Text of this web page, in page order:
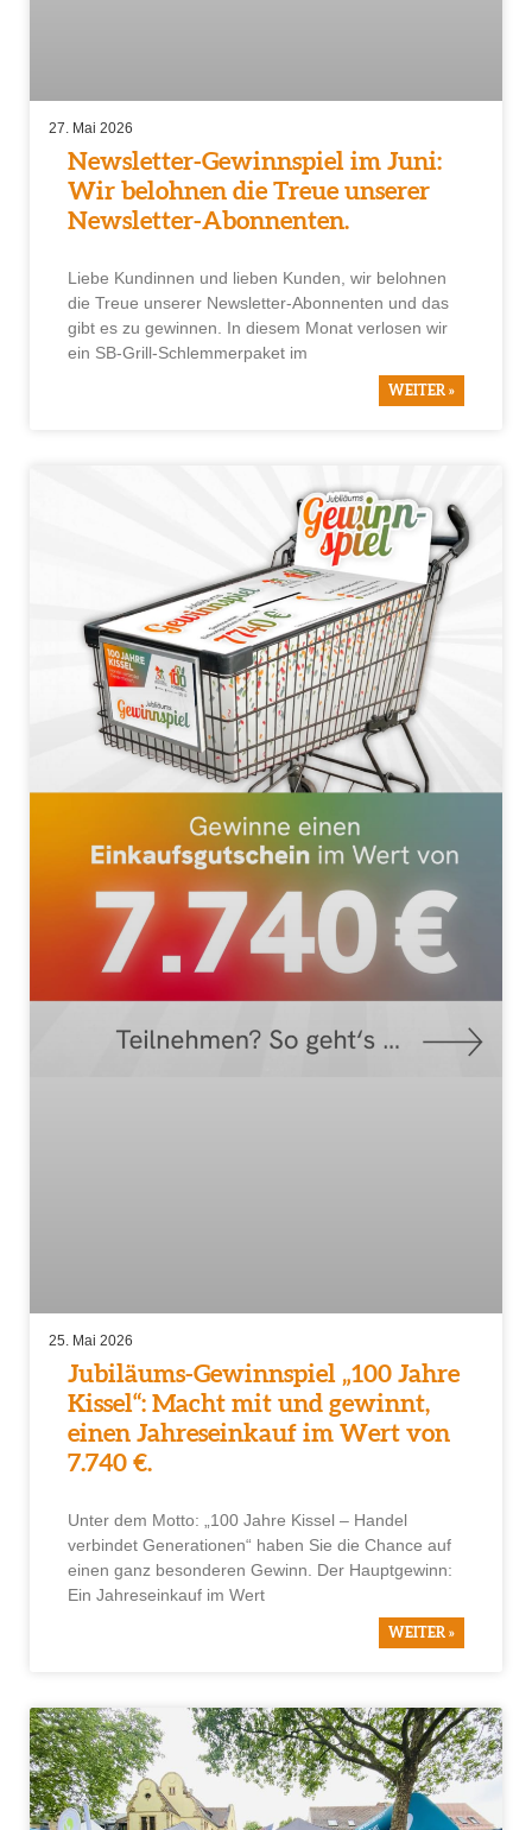
Newsletter-Gewinnspiel im Juni:
Wir belohnen die Treue unserer
Newsletter-Abonnenten.
Liebe Kundinnen und lieben Kunden, wir belohnen
die Treue unserer Newsletter-Abonnenten und das
gibt es zu gewinnen. In diesem Monat verlosen wir
ein SB-Grill-Schlemmerpaket im
WEITER »
27. Mai 2026
Jubiläums-Gewinnspiel „100 Jahre
Kissel“: Macht mit und gewinnt,
einen Jahreseinkauf im Wert von
7.740 €.
Unter dem Motto: „100 Jahre Kissel – Handel
verbindet Generationen“ haben Sie die Chance auf
einen ganz besonderen Gewinn. Der Hauptgewinn:
Ein Jahreseinkauf im Wert
WEITER »
25. Mai 2026